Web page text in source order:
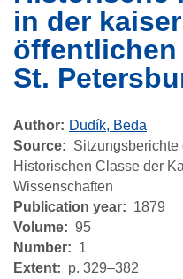
in der
St.
Author
Dudík, Beda
Source
Historischen Classe der
Wissenschaften
Publication year
1879
Volume
95
Number
1
Extent
p. 329–382